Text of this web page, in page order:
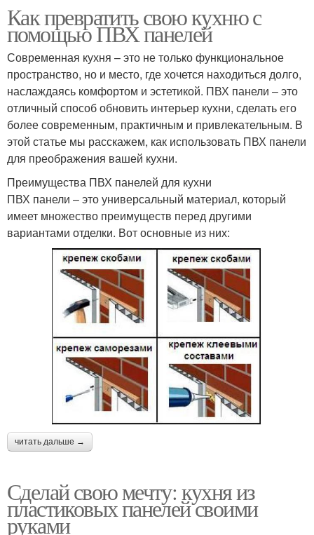
Как превратить свою кухню с
помощью ПВХ панелей
Современная кухня – это не только функциональное
пространство, но и место, где хочется находиться долго,
наслаждаясь комфортом и эстетикой. ПВХ панели – это
отличный способ обновить интерьер кухни, сделать его
более современным, практичным и привлекательным. В
этой статье мы расскажем, как использовать ПВХ панели
для преображения вашей кухни.
Преимущества ПВХ панелей для кухни
ПВХ панели – это универсальный материал, который
имеет множество преимуществ перед другими
вариантами отделки. Вот основные из них:
читать дальше →
Сделай свою мечту: кухня из
пластиковых панелей своими
руками